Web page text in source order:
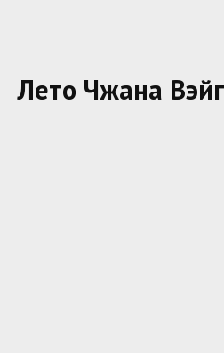
Лето Чжана